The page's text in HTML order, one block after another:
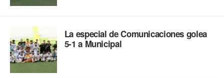
La especial de Comunicaciones golea
5-1 a Municipal